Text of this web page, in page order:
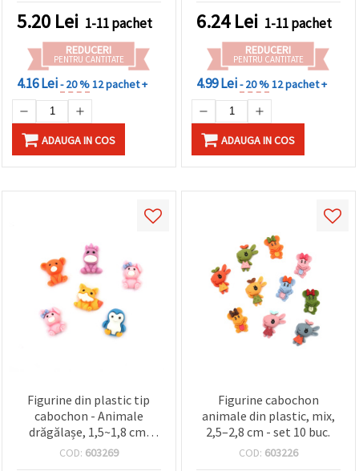
5.20 Lei 1-11 pachet
REDUCERI
PENTRU CANTITATE
4.16 Lei- 20 %12 pachet +
ADAUGA IN COS
6.24Lei 1-11 pachet
REDUCERI
PENTRU CANTITATE
4.99 Lei- 20 %12 pachet +
ADAUGA IN COS
Figurine din plastic tip
cabochon - Animale
drăgălașe, 1,5~1,8 cm,
designuri mixte - 10 buc
COD: 603269
Figurine cabochon
animale din plastic, mix,
2,5–2,8 cm - set 10 buc.
COD: 603226